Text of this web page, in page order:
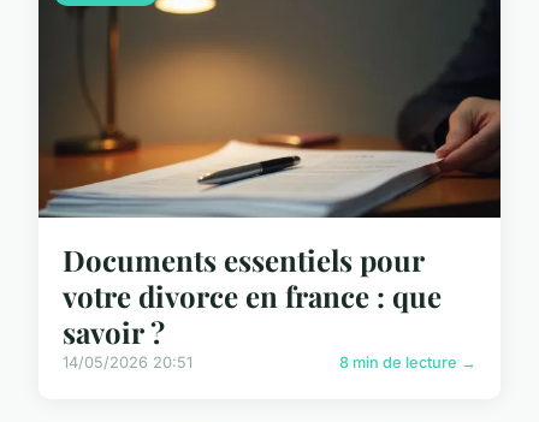
Documents essentiels pour
votre divorce en france : que
savoir ?
14/05/2026 20:51 8 min de lecture →